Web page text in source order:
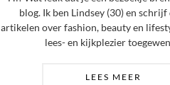
blog. Ik ben Lindsey (30) en schrijf
artikelen over fashion, beauty en
lees- en kijkplezier
LEES MEER